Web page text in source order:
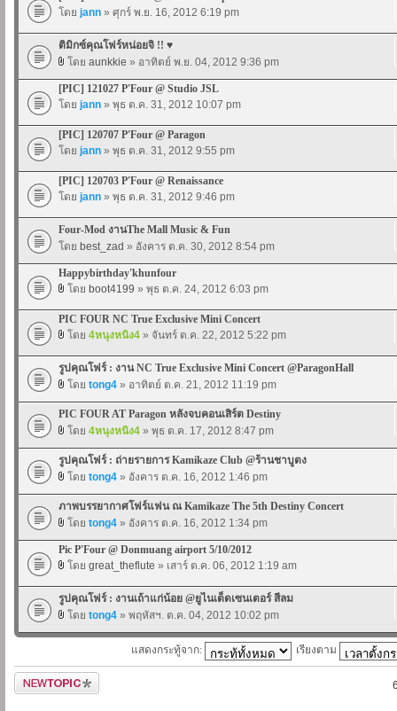
โดย jann » ศุกร์ พ.ย. 16, 2012 6:19 pm
ติมิกซ์คุณโฟร์หน่อยจิ !! ♥
โดย aunkkie » อาทิตย์ พ.ย. 04, 2012 9:36 pm
[PIC] 121027 P'Four @ Studio JSL
โดย jann » พุธ ต.ค. 31, 2012 10:07 pm
[PIC] 120707 P'Four @ Paragon
โดย jann » พุธ ต.ค. 31, 2012 9:55 pm
[PIC] 120703 P'Four @ Renaissance
โดย jann » พุธ ต.ค. 31, 2012 9:46 pm
Four-Mod งานThe Mall Music & Fun
โดย best_zad » อังคาร ต.ค. 30, 2012 8:54 pm
Happybirthday'khunfour
โดย boot4199 » พุธ ต.ค. 24, 2012 6:03 pm
PIC FOUR NC True Exclusive Mini Concert
โดย 4หนุงหนิง4 » จันทร์ ต.ค. 22, 2012 5:22 pm
รูปคุณโฟร์ : งาน NC True Exclusive Mini Concert @ParagonHall
โดย tong4 » อาทิตย์ ต.ค. 21, 2012 11:19 pm
PIC FOUR AT Paragon หลังจบคอนเสิร์ต Destiny
โดย 4หนุงหนิง4 » พุธ ต.ค. 17, 2012 8:47 pm
รูปคุณโฟร์ : ถ่ายรายการ Kamikaze Club @ร้านชาบูตง
โดย tong4 » อังคาร ต.ค. 16, 2012 1:46 pm
ภาพบรรยากาศโฟร์แฟน ณ Kamikaze The 5th Destiny Concert
โดย tong4 » อังคาร ต.ค. 16, 2012 1:34 pm
Pic P'Four @ Donmuang airport 5/10/2012
โดย great_theflute » เสาร์ ต.ค. 06, 2012 1:19 am
รูปคุณโฟร์ : งานเถ้าแก่น้อย @ยูไนเต็ดเซนเตอร์ สีลม
โดย tong4 » พฤหัสฯ. ต.ค. 04, 2012 10:02 pm
แสดงกระทู้จาก: เรียงตาม
ตั้งกระทู้ใหม่